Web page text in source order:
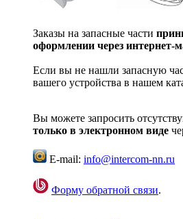
Заказы на запасные части
оформлении через интернет-
Если вы не нашли запасную
вашего устройства в нашем
Вы можете запросить
только в электронном виде
E-mail: info@intercom-nn.ru
Форму обратной связи.